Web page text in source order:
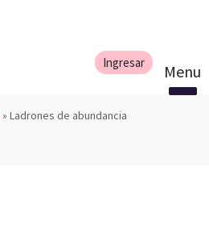
» Ladrones de abundancia